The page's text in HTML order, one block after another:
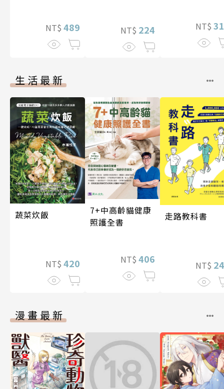
NT$ 489 NT$ 224 NT$
生活最新
蔬菜炊飯
NT$ 420
7+中高齡貓健康
照護全書
NT$ 406
走路教科書
NT$
漫畫最新